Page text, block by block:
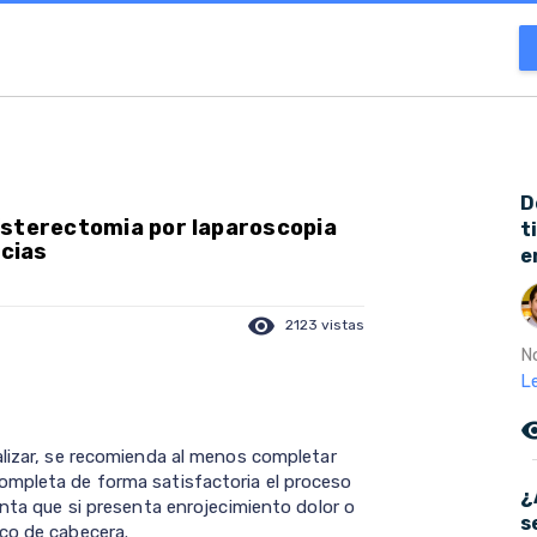
por laparoscopia
visibility 2123 vistas
se recomienda al menos completar
de forma satisfactoria el proceso
que si presenta enrojecimiento dolor o
de cabecera.